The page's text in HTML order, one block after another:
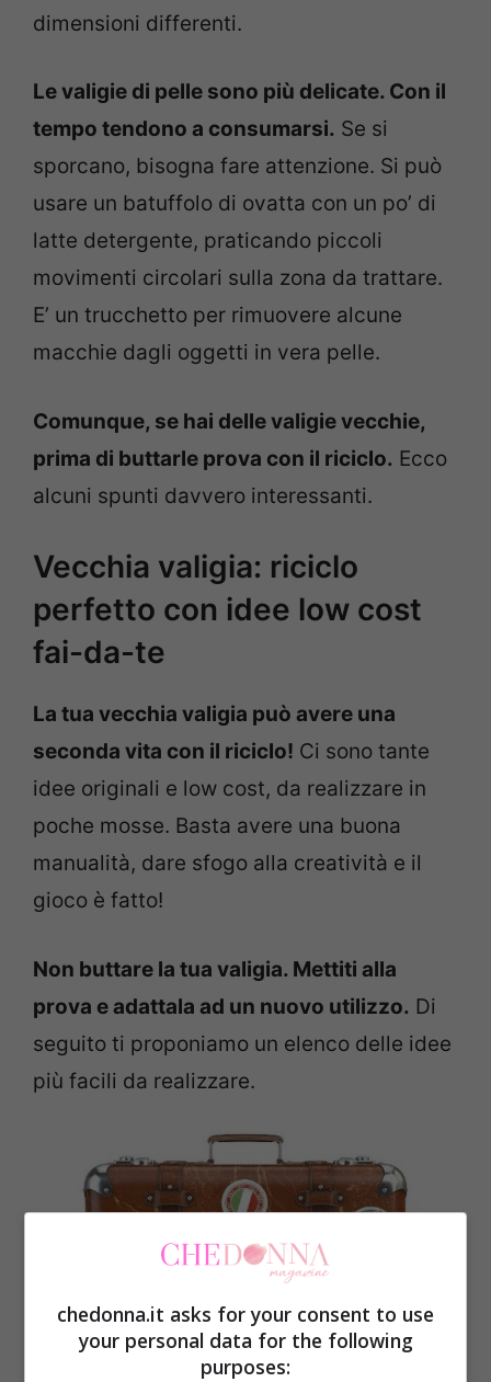
dimensioni differenti.
Le valigie di pelle sono più delicate. Con il
tempo tendono a consumarsi. Se si
sporcano, bisogna fare attenzione. Si può
usare un batuffolo di ovatta con un po’ di
latte detergente, praticando piccoli
movimenti circolari sulla zona da trattare.
E’ un trucchetto per rimuovere alcune
macchie dagli oggetti in vera pelle.
Comunque, se hai delle valigie vecchie,
prima di buttarle prova con il riciclo. Ecco
alcuni spunti davvero interessanti.
Vecchia valigia: riciclo
perfetto con idee low cost
fai-da-te
La tua vecchia valigia può avere una
seconda vita con il riciclo! Ci sono tante
idee originali e low cost, da realizzare in
poche mosse. Basta avere una buona
manualità, dare sfogo alla creatività e il
gioco è fatto!
Non buttare la tua valigia. Mettiti alla
prova e adattala ad un nuovo utilizzo. Di
seguito ti proponiamo un elenco delle idee
più facili da realizzare.
chedonna.it asks for your consent to use
your personal data for the following
purposes: